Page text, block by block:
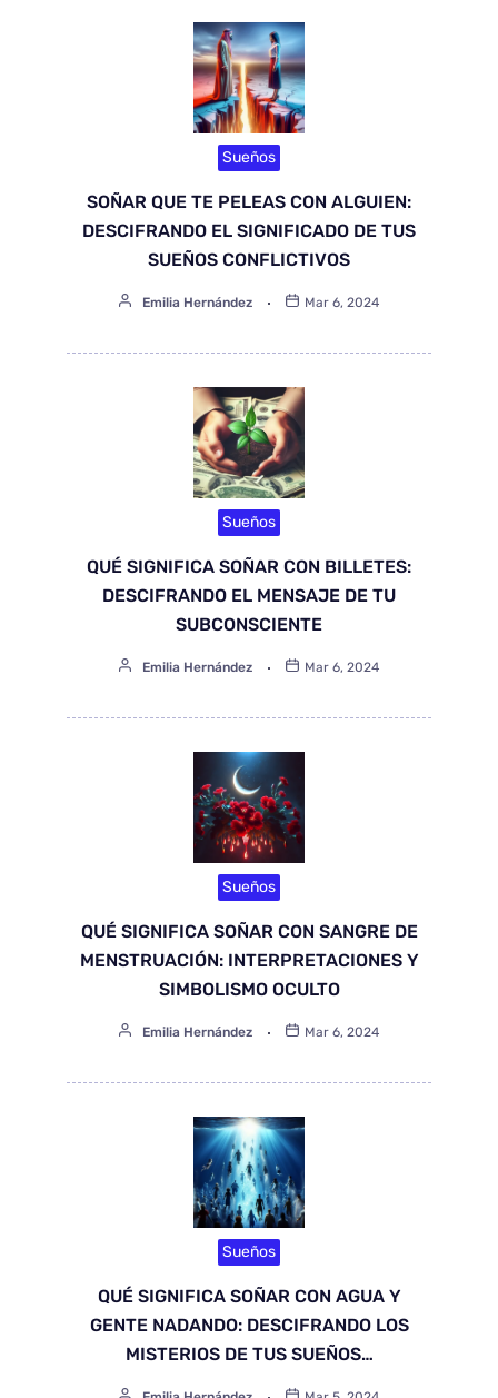
Sueños
SOÑAR QUE TE PELEAS CON ALGUIEN:
DESCIFRANDO EL SIGNIFICADO DE TUS
SUEÑOS CONFLICTIVOS
Emilia Hernández Mar 6, 2024
Sueños
QUÉ SIGNIFICA SOÑAR CON BILLETES:
DESCIFRANDO EL MENSAJE DE TU
SUBCONSCIENTE
Emilia Hernández Mar 6, 2024
Sueños
QUÉ SIGNIFICA SOÑAR CON SANGRE DE
MENSTRUACIÓN: INTERPRETACIONES Y
SIMBOLISMO OCULTO
Emilia Hernández Mar 6, 2024
Sueños
QUÉ SIGNIFICA SOÑAR CON AGUA Y
GENTE NADANDO: DESCIFRANDO LOS
MISTERIOS DE TUS SUEÑOS…